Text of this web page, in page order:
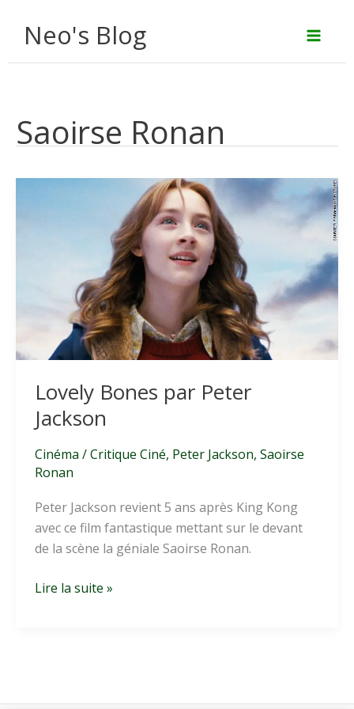
Neo's Blog
Saoirse Ronan
Lovely Bones par Peter
Jackson
Cinéma /Critique Ciné, Peter Jackson, Saoirse
Ronan
Peter Jackson revient 5 ans après King Kong
avec ce film fantastique mettant sur le devant
de la scène la géniale Saoirse Ronan.
Lovely
Lire la suite »